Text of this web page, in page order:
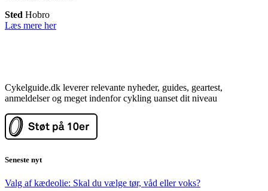
Sted Hobro
Læs mere her
Cykelguide.dk leverer relevante nyheder, guides, geartest,
anmeldelser og meget indenfor cykling uanset dit niveau
Seneste nyt
Valg af kædeolie: Skal du vælge tør, våd eller voks?